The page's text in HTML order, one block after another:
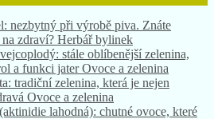
nezbytný při výrobě piva. Znáte
zdraví? Herbář bylinek
stále oblíbenější zelenina,
a funkci jaterOvoce a zelenina
tradiční zelenina, která je nejen
Ovoce a zelenina
lahodná): chutné ovoce, které